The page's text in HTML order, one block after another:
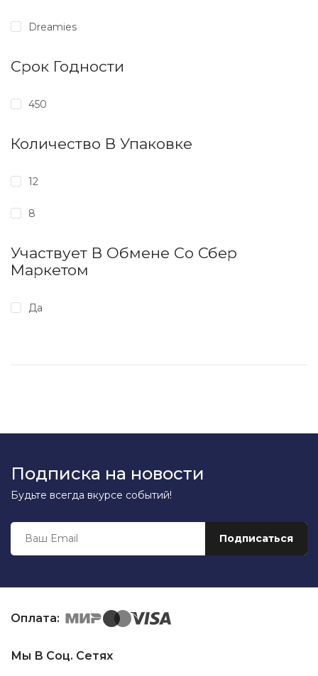
Dreamies
Срок Годности
450
Количество В Упаковке
12
8
Участвует В Обмене Со Сбер
Маркетом
Да
Подписка на новости
Будьте всегда вкурсе событий!
Оплата:
Мы В Соц. Сетях